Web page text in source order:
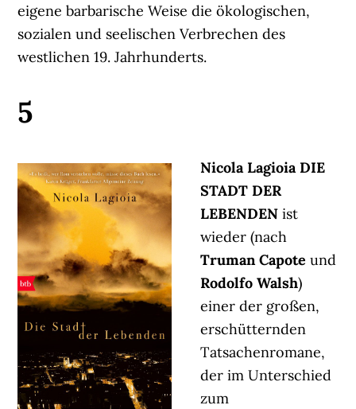
eigene barbarische Weise die ökologischen,
sozialen und seelischen Verbrechen des
westlichen 19. Jahrhunderts.
5
Nicola Lagioia DIE
STADT DER
LEBENDEN ist
wieder (nach
Truman Capote und
Rodolfo Walsh)
einer der großen,
erschütternden
Tatsachenromane,
der im Unterschied
zum